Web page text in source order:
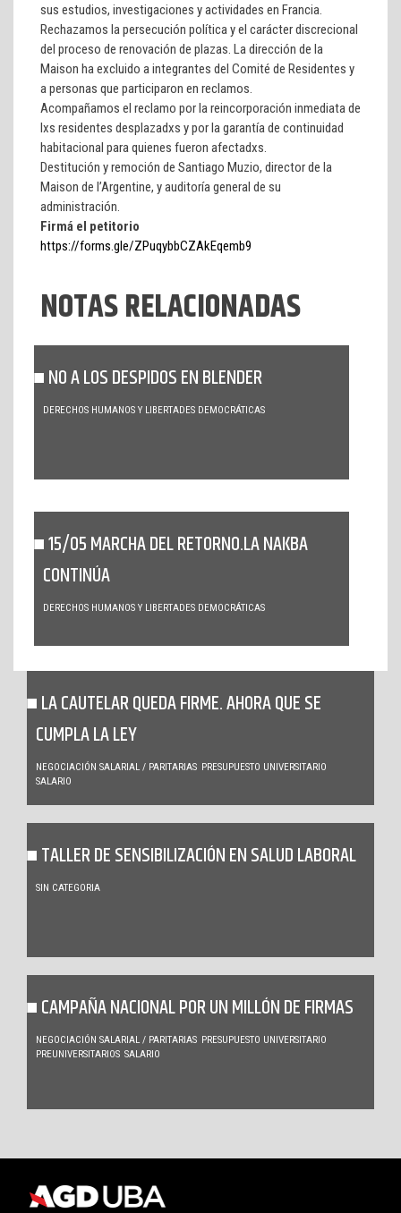
sus estudios, investigaciones y actividades en Francia.
Rechazamos la persecución política y el carácter discrecional
del proceso de renovación de plazas. La dirección de la
Maison ha excluido a integrantes del Comité de Residentes y
a personas que participaron en reclamos.
Acompañamos el reclamo por la reincorporación inmediata de
lxs residentes desplazadxs y por la garantía de continuidad
habitacional para quienes fueron afectadxs.
Destitución y remoción de Santiago Muzio, director de la
Maison de l’Argentine, y auditoría general de su
administración.
Firmá el petitorio
https://forms.gle/ZPuqybbCZAkEqemb9
NOTAS RELACIONADAS
NO A LOS DESPIDOS EN BLENDER
DERECHOS HUMANOS Y LIBERTADES DEMOCRÁTICAS
15/05 MARCHA DEL RETORNO.LA NAKBA
CONTINÚA
DERECHOS HUMANOS Y LIBERTADES DEMOCRÁTICAS
LA CAUTELAR QUEDA FIRME. AHORA QUE SE
CUMPLA LA LEY
NEGOCIACIÓN SALARIAL / PARITARIAS PRESUPUESTO UNIVERSITARIO
SALARIO
TALLER DE SENSIBILIZACIÓN EN SALUD LABORAL
SIN CATEGORIA
CAMPAÑA NACIONAL POR UN MILLÓN DE FIRMAS
NEGOCIACIÓN SALARIAL / PARITARIAS PRESUPUESTO UNIVERSITARIO
PREUNIVERSITARIOS SALARIO